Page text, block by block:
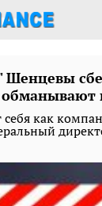
Шенцевы
как